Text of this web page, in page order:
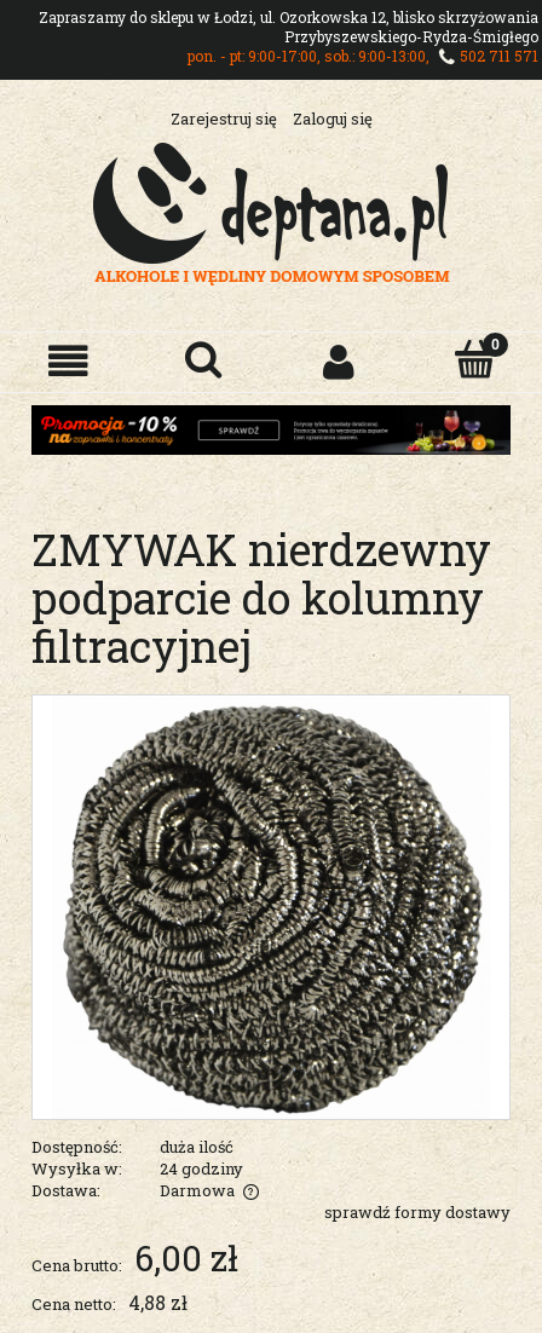
Zapraszamy do sklepu w Łodzi, ul. Ozorkowska 12, blisko skrzyżowania
Przybyszewskiego-Rydza-Śmigłego
pon. - pt: 9:00-17:00, sob.: 9:00-13:00,
502 711 571
Zarejestruj się Zaloguj się
ZMYWAK nierdzewny
podparcie do kolumny
filtracyjnej
Dostępność:
duża ilość
Wysyłka w:
24 godziny
Dostawa:
Darmowa
Cena nie zawiera ewentualnych kosztów płatności
sprawdź formy dostawy
Cena brutto: 6,00 zł
Cena netto: 4,88 zł